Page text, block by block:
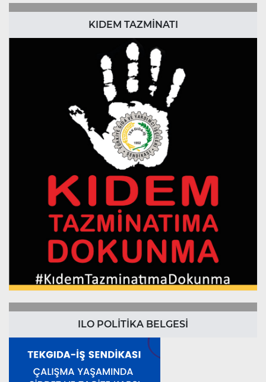
KIDEM TAZMİNATI
ILO POLİTİKA BELGESİ